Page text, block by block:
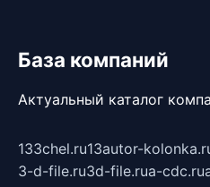
База компаний
Актуальный каталог
133chel.ru13autor-
3-d-file.ru3d-file.rua-cdc.ru